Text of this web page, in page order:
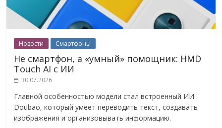
Новости Смартфоны
Не смартфон, а «умный» помощник: HMD
Touch AI с ИИ
30.07.2026
Главной особенностью модели стал встроенный ИИ
Doubao, который умеет переводить текст, создавать
изображения и организовывать информацию.